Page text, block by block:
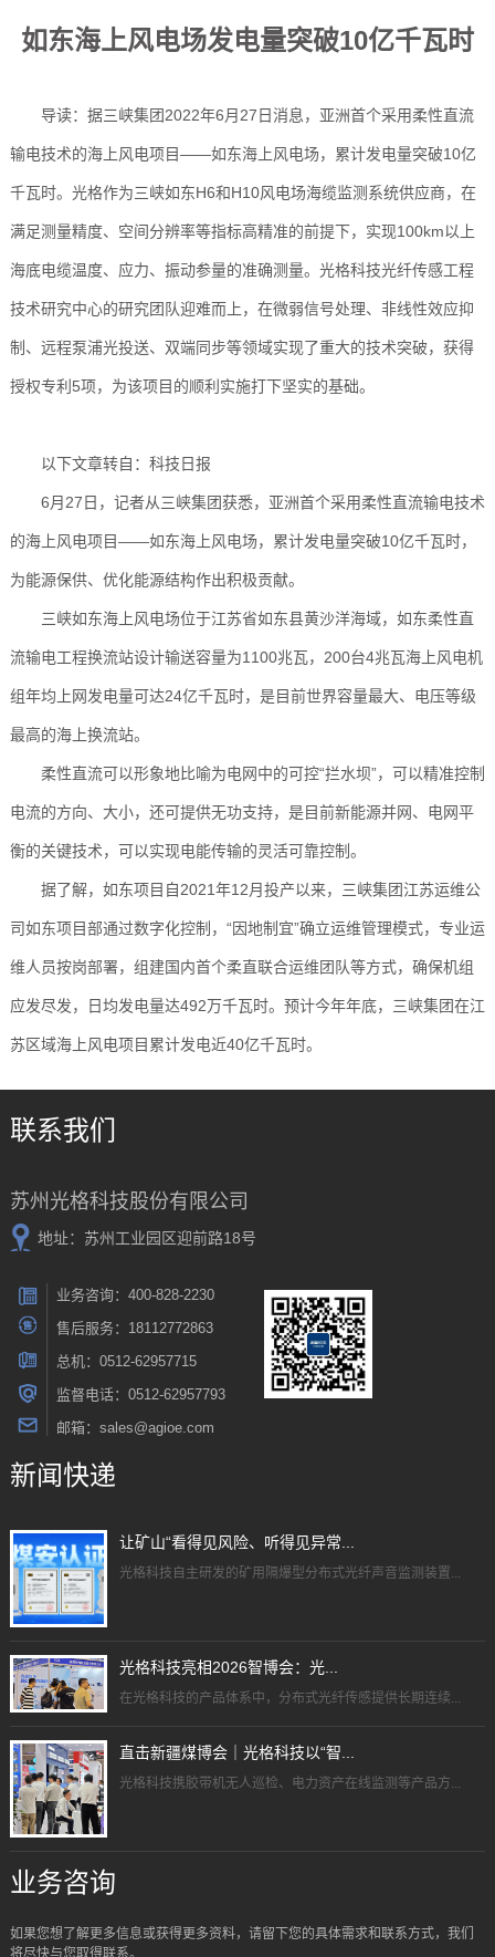
如东海上风电场发电量突破10亿千瓦时
导读：据三峡集团2022年6月27日消息，亚洲首个采用柔性直流
输电技术的海上风电项目——如东海上风电场，累计发电量突破10亿
千瓦时。光格作为三峡如东H6和H10风电场海缆监测系统供应商，在
满足测量精度、空间分辨率等指标高精准的前提下，实现100km以上
海底电缆温度、应力、振动参量的准确测量。光格科技光纤传感工程
技术研究中心的研究团队迎难而上，在微弱信号处理、非线性效应抑
制、远程泵浦光投送、双端同步等领域实现了重大的技术突破，获得
授权专利5项，为该项目的顺利实施打下坚实的基础。
以下文章转自：科技日报
6月27日，记者从三峡集团获悉，亚洲首个采用柔性直流输电技术
的海上风电项目——如东海上风电场，累计发电量突破10亿千瓦时，
为能源保供、优化能源结构作出积极贡献。
三峡如东海上风电场位于江苏省如东县黄沙洋海域，如东柔性直
流输电工程换流站设计输送容量为1100兆瓦，200台4兆瓦海上风电机
组年均上网发电量可达24亿千瓦时，是目前世界容量最大、电压等级
最高的海上换流站。
柔性直流可以形象地比喻为电网中的可控“拦水坝”，可以精准控制
电流的方向、大小，还可提供无功支持，是目前新能源并网、电网平
衡的关键技术，可以实现电能传输的灵活可靠控制。
据了解，如东项目自2021年12月投产以来，三峡集团江苏运维公
司如东项目部通过数字化控制，“因地制宜”确立运维管理模式，专业运
维人员按岗部署，组建国内首个柔直联合运维团队等方式，确保机组
应发尽发，日均发电量达492万千瓦时。预计今年年底，三峡集团在江
苏区域海上风电项目累计发电近40亿千瓦时。
联系我们
苏州光格科技股份有限公司
地址：苏州工业园区迎前路18号
业务咨询：400-828-2230
售后服务：18112772863
总机：0512-62957715
监督电话：0512-62957793
邮箱：sales@agioe.com
新闻快递
让矿山“看得见风险、听得见异常...
光格科技自主研发的矿用隔爆型分布式光纤声音监测装置...
光格科技亮相2026智博会：光...
在光格科技的产品体系中，分布式光纤传感提供长期连续...
直击新疆煤博会｜光格科技以“智...
光格科技携胶带机无人巡检、电力资产在线监测等产品方...
业务咨询
如果您想了解更多信息或获得更多资料，请留下您的具体需求和联系方式，我们
将尽快与您取得联系。